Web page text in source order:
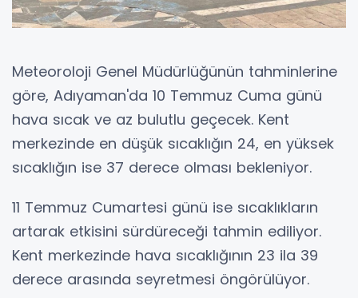
Meteoroloji Genel Müdürlüğünün tahminlerine
göre, Adıyaman'da 10 Temmuz Cuma günü
hava sıcak ve az bulutlu geçecek. Kent
merkezinde en düşük sıcaklığın 24, en yüksek
sıcaklığın ise 37 derece olması bekleniyor.
11 Temmuz Cumartesi günü ise sıcaklıkların
artarak etkisini sürdüreceği tahmin ediliyor.
Kent merkezinde hava sıcaklığının 23 ila 39
derece arasında seyretmesi öngörülüyor.